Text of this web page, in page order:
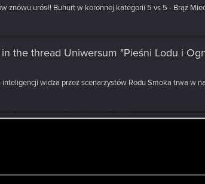
znowu urósł! Buhurt w koronnej kategorii 5 vs 5 - Brąz
in the thread Uniwersum "Pieśni Lodu i
widza przez scenarzystów Rodu Smoka trwa w
Turnieju Rycerskim na zamku Rabsztyn. Jest to chyba